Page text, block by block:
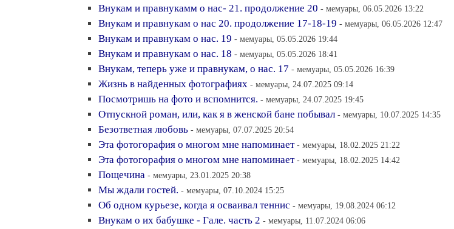
Внукам и правнукамм о нас- 21. продолжение 20 - мемуары, 06.05.2026 13:22
Внукам и правнукам о нас 20. продолжение 17-18-19 - мемуары, 06.05.2026 12:47
Внукам и правнукам о нас. 19 - мемуары, 05.05.2026 19:44
Внукам и правнукам о нас. 18 - мемуары, 05.05.2026 18:41
Внукам, теперь уже и правнукам, о нас. 17 - мемуары, 05.05.2026 16:39
Жизнь в найденных фотографиях - мемуары, 24.07.2025 09:14
Посмотришь на фото и вспомнится. - мемуары, 24.07.2025 19:45
Отпускной роман, или, как я в женской бане побывал - мемуары, 10.07.2025 14:35
Безответная любовь - мемуары, 07.07.2025 20:54
Эта фотогорафия о многом мне напоминает - мемуары, 18.02.2025 21:22
Эта фотогорафия о многом мне напоминает - мемуары, 18.02.2025 14:42
Пощечина - мемуары, 23.01.2025 20:38
Мы ждали гостей. - мемуары, 07.10.2024 15:25
Об одном курьезе, когда я осваивал теннис - мемуары, 19.08.2024 06:12
Внукам о их бабушке - Гале. часть 2 - мемуары, 11.07.2024 06:06